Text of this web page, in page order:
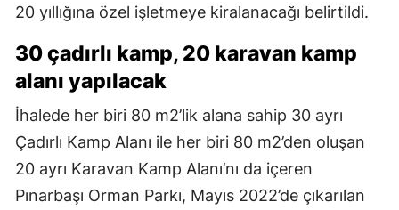
20 yıllığına özel işletmeye kiralanacağı belirtildi.
30 çadırlı kamp, 20 karavan kamp
alanı yapılacak
İhalede her biri 80 m2’lik alana sahip 30 ayrı
Çadırlı Kamp Alanı ile her biri 80 m2’den oluşan
20 ayrı Karavan Kamp Alanı’nı da içeren
Pınarbaşı Orman Parkı, Mayıs 2022’de çıkarılan